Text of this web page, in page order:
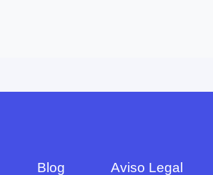
Blog Aviso Legal